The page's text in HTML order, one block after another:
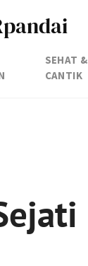
SEHAT &
CANTIK